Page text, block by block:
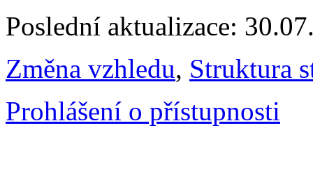
Poslední aktualizace:
Změna vzhledu, Struktura
Prohlášení o přístupnosti